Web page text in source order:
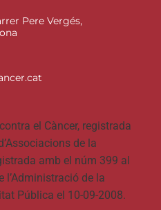
Pere Vergés,
el Càncer, registrada
de la
amb el núm 399 al
l’Administració de la
Pública el 10-09-2008.